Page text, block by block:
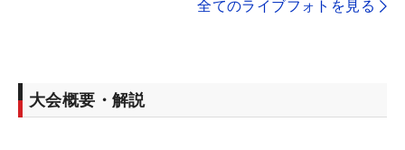
全てのライブフォトを見る
大会概要・解説